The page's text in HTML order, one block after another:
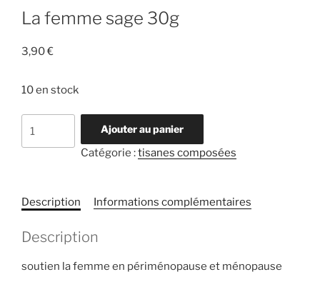
La femme sage 30g
3,90€
10 en stock
de
30g
Ajouter au panier
Catégorie :tisanes composées
Description Informations complémentaires
Description
soutien la femme en périménopause et ménopause